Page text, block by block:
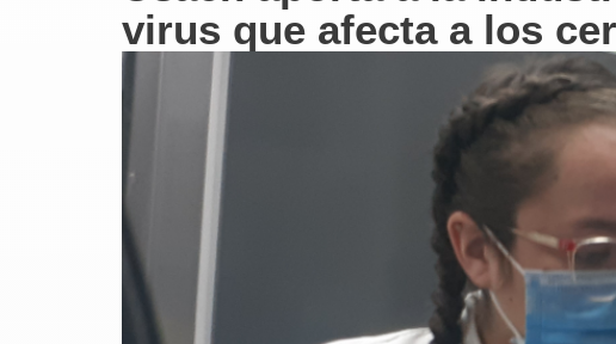
virus que afecta a los